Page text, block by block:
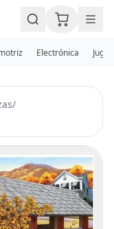
Electrónica
/